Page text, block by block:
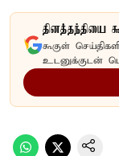
தினத்தந்தியை
கூகுள்
உடனுக்குடன்